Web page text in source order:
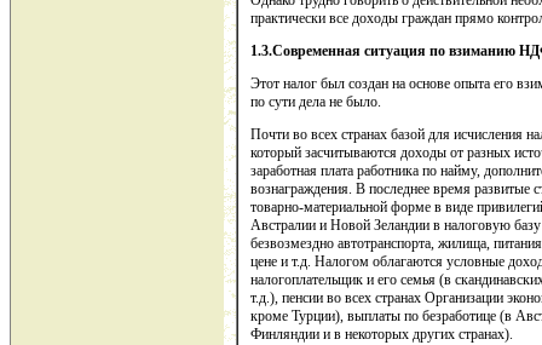
практически все доходы граждан прямо
1.3.Современная ситуация по взиманию
Этот налог был создан на основе опыта его
по сути дела не было.
Почти во всех странах базой для исчисления
который засчитываются доходы от разных
заработная плата работника по найму,
вознаграждения. В последнее время развитые
товарно-материальной форме в виде
Австралии и Новой Зеландии в налоговую
безвозмездно автотранспорта, жилища,
цене и т.д. Налогом облагаются условные
налогоплательщик и его семья (в
т.д.), пенсии во всех странах Организации
кроме Турции), выплаты по безработице (в
Финляндии и в некоторых других странах).